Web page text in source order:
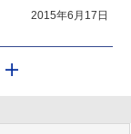
2015年6月17日